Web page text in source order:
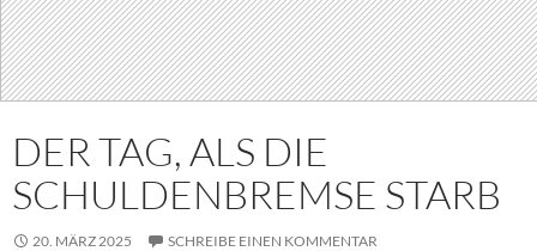
DER TAG, ALS DIE
SCHULDENBREMSE STARB
20. MÄRZ 2025 SCHREIBE EINEN KOMMENTAR